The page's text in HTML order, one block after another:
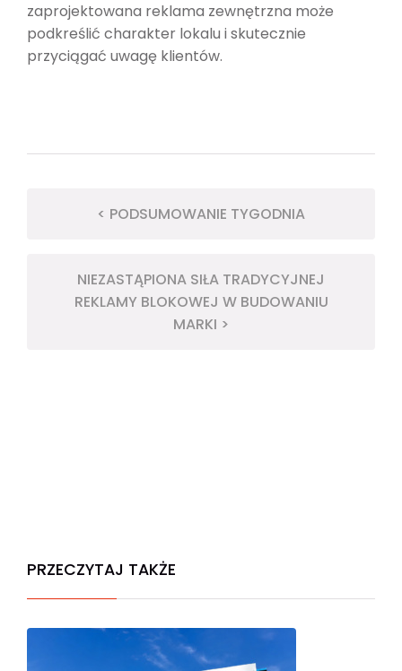
zaprojektowana reklama zewnętrzna może
podkreślić charakter lokalu i skutecznie
przyciągać uwagę klientów.
< PODSUMOWANIE TYGODNIA
NIEZASTĄPIONA SIŁA TRADYCYJNEJ
REKLAMY BLOKOWEJ W BUDOWANIU
MARKI >
PRZECZYTAJ TAKŻE